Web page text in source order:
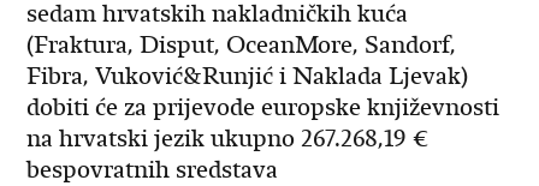
sedam hrvatskih nakladničkih kuća
(Fraktura, Disput, OceanMore, Sandorf,
Fibra, Vuković&Runjić i Naklada Ljevak)
dobiti će za prijevode europske književnosti
na hrvatski jezik ukupno 267.268,19 €
bespovratnih sredstava